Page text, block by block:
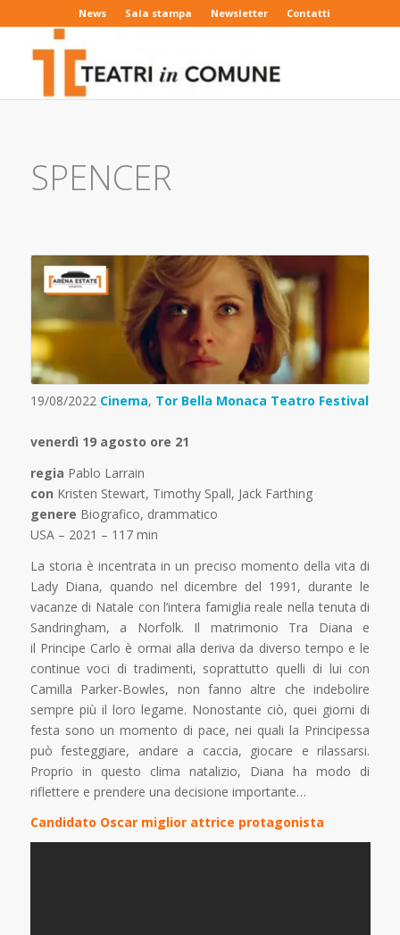
News Sala stampa Newsletter Contatti
SPENCER
19/08/2022 Cinema, Tor Bella Monaca Teatro Festival
venerdì 19 agosto ore 21
regia Pablo Larrain
con Kristen Stewart, Timothy Spall, Jack Farthing
genere Biografico, drammatico
USA – 2021 – 117 min
La storia è incentrata in un preciso momento della vita di
Lady Diana, quando nel dicembre del 1991, durante le
vacanze di Natale con l’intera famiglia reale nella tenuta di
Sandringham, a Norfolk. Il matrimonio Tra Diana e
il Principe Carlo è ormai alla deriva da diverso tempo e le
continue voci di tradimenti, soprattutto quelli di lui con
Camilla Parker-Bowles, non fanno altre che indebolire
sempre più il loro legame. Nonostante ciò, quei giorni di
festa sono un momento di pace, nei quali la Principessa
può festeggiare, andare a caccia, giocare e rilassarsi.
Proprio in questo clima natalizio, Diana ha modo di
riflettere e prendere una decisione importante…
Candidato Oscar miglior attrice protagonista